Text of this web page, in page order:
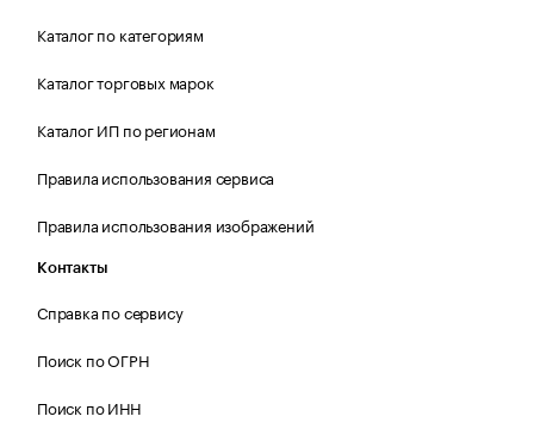
Каталог по категориям
Каталог торговых марок
Каталог ИП по регионам
Правила использования сервиса
Правила использования изображений
Контакты
Справка по сервису
Поиск по ОГРН
Поиск по ИНН